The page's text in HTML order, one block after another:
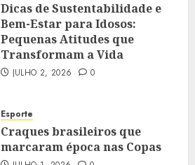
Dicas de Sustentabilidade e
Bem-Estar para Idosos:
Pequenas Atitudes que
Transformam a Vida
JULHO 2, 2026 0
Esporte
Craques brasileiros que
marcaram época nas Copas